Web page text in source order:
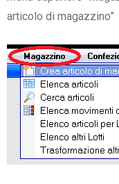
articolo di magazzino”